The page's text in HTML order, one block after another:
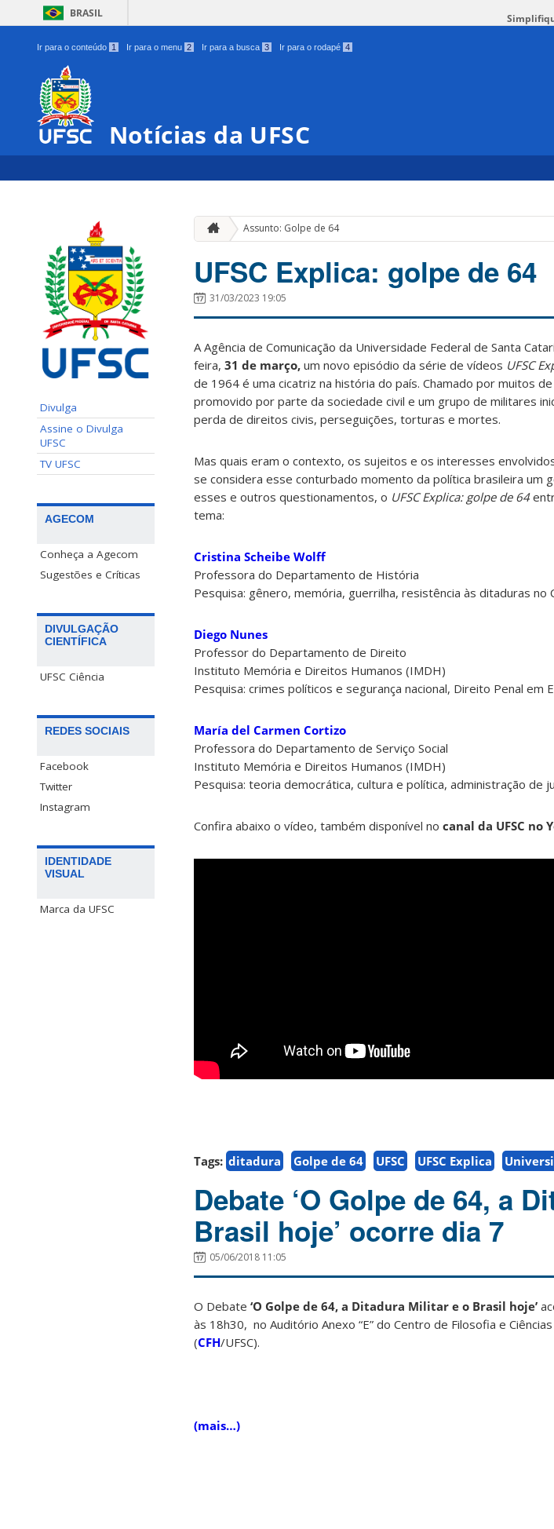
BRASIL
Ir para o conteúdo 1 Ir para o menu 2 Ir para a busca 3 Ir para o rodapé 4
Notícias da UFSC
Divulga
Assine o Divulga
UFSC
TV UFSC
AGECOM
Conheça a Agecom
Sugestões e Críticas
DIVULGAÇÃO
CIENTÍFICA
UFSC Ciência
REDES SOCIAIS
Facebook
Twitter
Instagram
IDENTIDADE
VISUAL
Marca da UFSC
Assunto: Golpe de 64
UFSC Explica: golpe de 64
31/03/2023 19:05
A Agência de Comunicação da Universidade Federal de Santa
feira, 31 de março, um novo episódio da série de vídeos UFSC
de 1964 é uma cicatriz na história do país. Chamado por muitos
promovido por parte da sociedade civil e um grupo de militares
perda de direitos civis, perseguições, torturas e mortes.
Mas quais eram o contexto, os sujeitos e os interesses
se considera esse conturbado momento da política brasileira um
esses e outros questionamentos, o UFSC Explica: golpe de 64
tema:
Cristina Scheibe Wolff
Professora do Departamento de História
Pesquisa: gênero, memória, guerrilha, resistência às ditaduras no
Diego Nunes
Professor do Departamento de Direito
Instituto Memória e Direitos Humanos (IMDH)
Pesquisa: crimes políticos e segurança nacional, Direito Penal
María del Carmen Cortizo
Professora do Departamento de Serviço Social
Instituto Memória e Direitos Humanos (IMDH)
Pesquisa: teoria democrática, cultura e política, administração de
Confira abaixo o vídeo, também disponível no canal da UFSC no
Tags: ditadura Golpe de 64 UFSC UFSC Explica
Debate ‘O Golpe de 64, a
Brasil hoje’ ocorre dia 7
05/06/2018 11:05
O Debate ‘O Golpe de 64, a Ditadura Militar e o Brasil hoje’
às 18h30, no Auditório Anexo “E” do Centro de Filosofia e
(CFH/UFSC).
(mais…)